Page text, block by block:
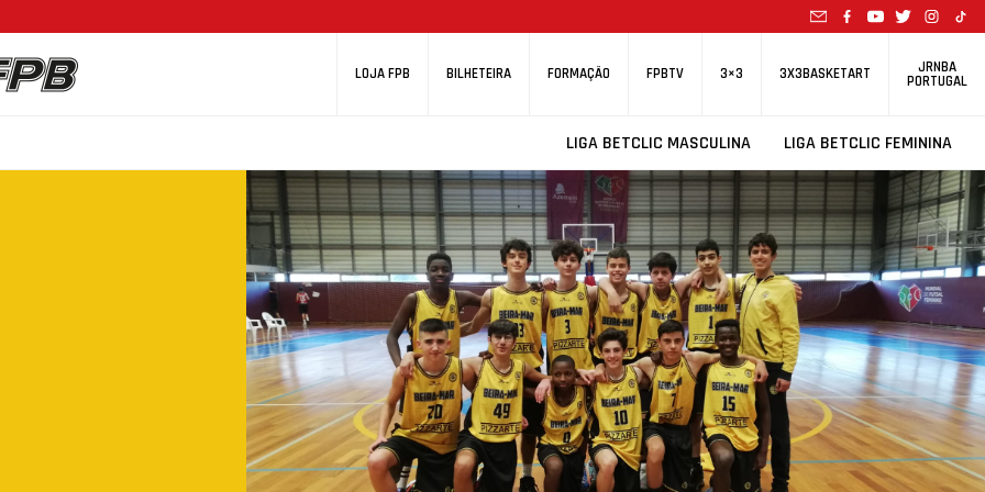
LOJA FPB BILHETEIRA FORMAÇÃO FPBTV 3×3 3X3BASKETART JRNBA
PORTUGAL
LIGA BETCLIC MASCULINA LIGA BETCLIC FEMININA